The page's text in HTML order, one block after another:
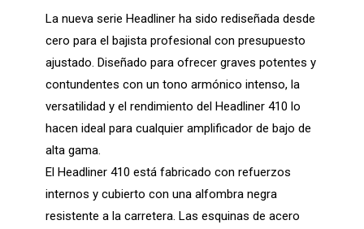
La nueva serie Headliner ha sido rediseñada desde
cero para el bajista profesional con presupuesto
ajustado. Diseñado para ofrecer graves potentes y
contundentes con un tono armónico intenso, la
versatilidad y el rendimiento del Headliner 410 lo
hacen ideal para cualquier amplificador de bajo de
alta gama.
El Headliner 410 está fabricado con refuerzos
internos y cubierto con una alfombra negra
resistente a la carretera. Las esquinas de acero